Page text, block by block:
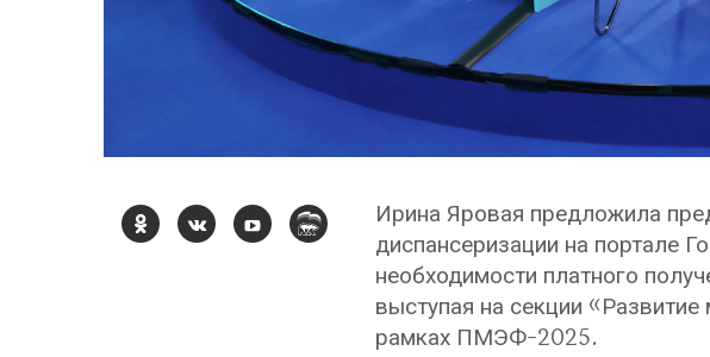
Ирина Яровая предложила
диспансеризации на портале
необходимости платного
выступая на секции
рамках ПМЭФ-2025.